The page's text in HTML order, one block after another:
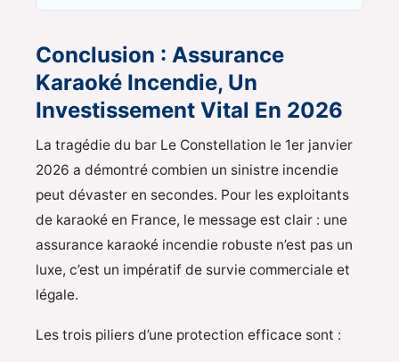
Conclusion : Assurance
Karaoké Incendie, Un
Investissement Vital En 2026
La tragédie du bar Le Constellation le 1er janvier
2026 a démontré combien un sinistre incendie
peut dévaster en secondes. Pour les exploitants
de karaoké en France, le message est clair : une
assurance karaoké incendie robuste n’est pas un
luxe, c’est un impératif de survie commerciale et
légale.
Les trois piliers d’une protection efficace sont :